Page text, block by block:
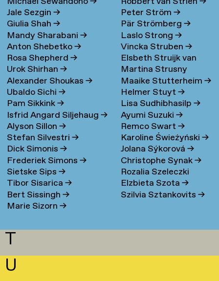
Jale Sezgin→
Giulia Shah→
Mandy Sharabani→
Anton Shebetko→
Rosa Shepherd→
Urok Shirhan→
Alexander Shoukas→
Ubaldo Sichi→
Pam Sikkink→
Isfrid Angard Siljehaug→
Alyson Sillon→
Stefan Silvestri→
Dick Simonis→
Frederiek Simons→
Sietske Sips→
Tibor Sisarica→
Bert Sissingh→
Marie Sizorn→
Peter Ström→
Pär Strömberg→
Laslo Strong→
Vincka Struben→
Elsbeth Struijk van
Bergen→
Martina Strusny
Maaike Stutterheim→
Helmer Stuyt→
Lisa Sudhibhasilp→
Ayumi Suzuki→
Remco Swart→
Karoline Świeżyński→
Jolana Sýkorová→
Christophe Synak→
Rozalia Szeleczki
Elzbieta Szota→
Szilvia Sztankovits→
T
U